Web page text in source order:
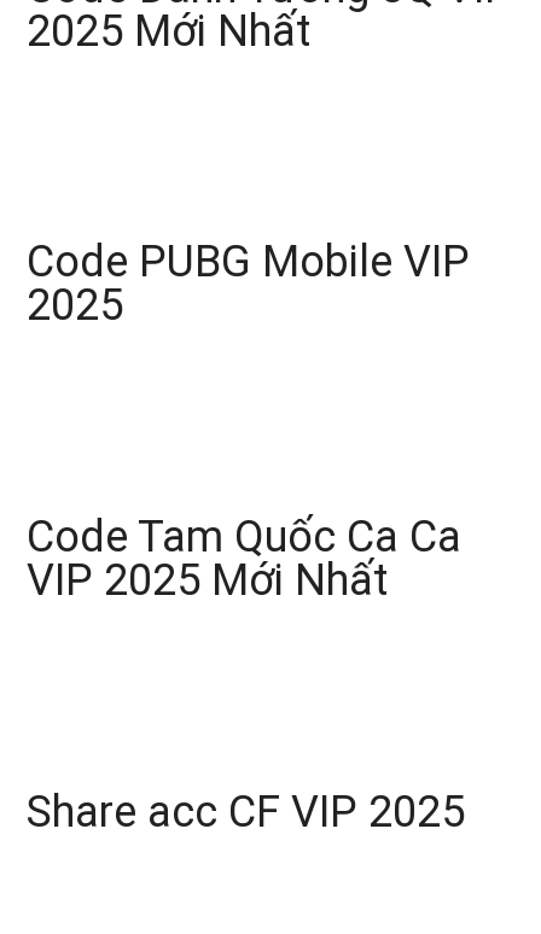
2025 Mới Nhất
Code PUBG Mobile VIP
2025
Code Tam Quốc Ca Ca
VIP 2025 Mới Nhất
Share acc CF VIP 2025